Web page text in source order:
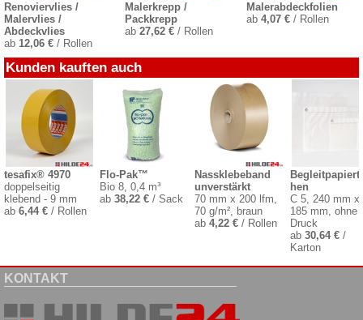
Renoviervlies /
Malervlies /
Abdeckvlies
ab 12,06 € / Rollen
Malerkrepp /
Packkrepp
ab27,62 € / Rollen
Malerabdeckfolien
ab 4,07 €/ Rollen
Kunden kauften auch
tesafix® 4970
doppelseitig
klebend - 9 mm
ab 6,44 € / Rollen
Flo-Pak™
Bio 8, 0,4 m³
ab 38,22 €/ Sack
Nassklebeband
unverstärkt
70 mm x 200 lfm,
70 g/m², braun
ab4,22 € / Rollen
hen
C 5, 240 mm x
185 mm, ohne
Druck
ab 30,64 €/
Karton
KONTAKT